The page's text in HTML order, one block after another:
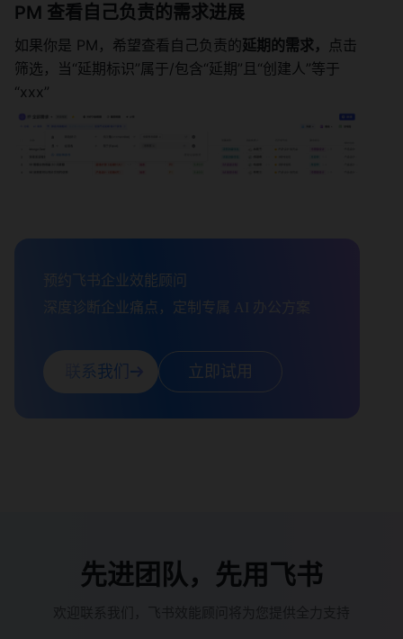
PM 查看自己负责的需求进展
如果你是 PM，希望查看自己负责的延期的需求，
点击
筛选，当“延期标识”属于/包含“延期”且“创建人”等于
“xxx”
预约飞书企业效能顾问
深度诊断企业痛点，定制专属 AI 办公方案
联系我们 立即试用
先进团队，先用飞书